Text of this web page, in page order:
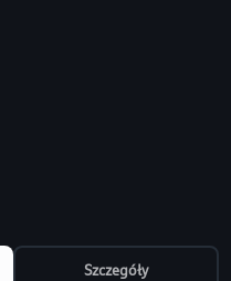
Szczegóły